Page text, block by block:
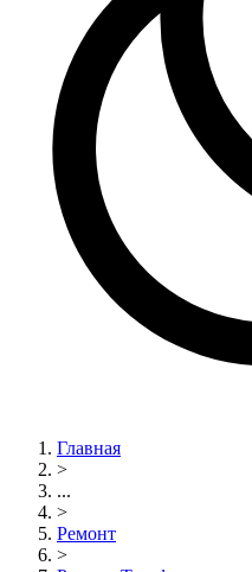
Главная
>
...
>
Ремонт
>